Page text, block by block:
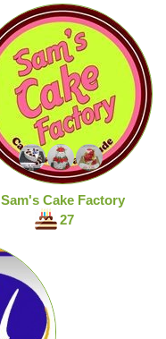
Sam's Cake Factory
27